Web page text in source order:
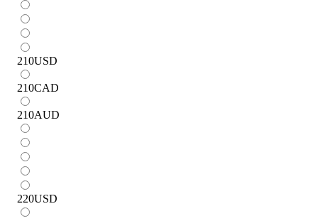
210USD
210CAD
210AUD
220USD